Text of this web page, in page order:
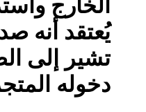
الخارج
يُعتقد أنه
تشير إلى
دخوله